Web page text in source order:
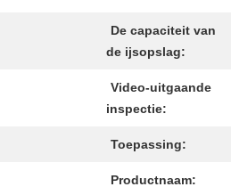
De capaciteit van
de ijsopslag:
Video-uitgaande
inspectie:
Toepassing:
Productnaam: